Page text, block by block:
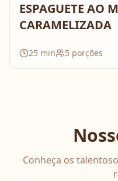
ESPAGUETE AO
CARAMELIZADA
25 min 5 porções
Conheça os